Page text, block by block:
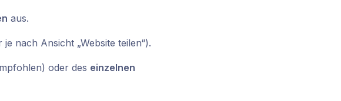
aus.
je nach Ansicht „Website teilen“).
oder des einzelnen